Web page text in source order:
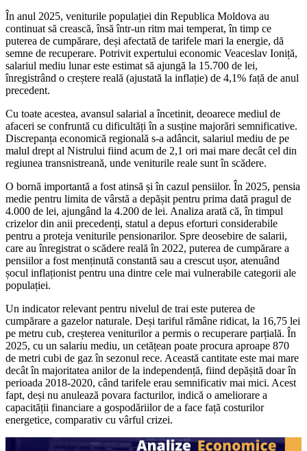
În anul 2025, veniturile populației din Republica Moldova au
continuat să crească, însă într-un ritm mai temperat, în timp ce
puterea de cumpărare, deși afectată de tarifele mari la energie, dă
semne de recuperare. Potrivit expertului economic Veaceslav Ioniță,
salariul mediu lunar este estimat să ajungă la 15.700 de lei,
înregistrând o creștere reală (ajustată la inflație) de 4,1% față de anul
precedent.
Cu toate acestea, avansul salarial a încetinit, deoarece mediul de
afaceri se confruntă cu dificultăți în a susține majorări semnificative.
Discrepanța economică regională s-a adâncit, salariul mediu de pe
malul drept al Nistrului fiind acum de 2,1 ori mai mare decât cel din
regiunea transnistreană, unde veniturile reale sunt în scădere.
O bornă importantă a fost atinsă și în cazul pensiilor. În 2025, pensia
medie pentru limita de vârstă a depășit pentru prima dată pragul de
4.000 de lei, ajungând la 4.200 de lei. Analiza arată că, în timpul
crizelor din anii precedenți, statul a depus eforturi considerabile
pentru a proteja veniturile pensionarilor. Spre deosebire de salarii,
care au înregistrat o scădere reală în 2022, puterea de cumpărare a
pensiilor a fost menținută constantă sau a crescut ușor, atenuând
șocul inflaționist pentru una dintre cele mai vulnerabile categorii ale
populației.
Un indicator relevant pentru nivelul de trai este puterea de
cumpărare a gazelor naturale. Deși tariful rămâne ridicat, la 16,75 lei
pe metru cub, creșterea veniturilor a permis o recuperare parțială. În
2025, cu un salariu mediu, un cetățean poate procura aproape 870
de metri cubi de gaz în sezonul rece. Această cantitate este mai mare
decât în majoritatea anilor de la independență, fiind depășită doar în
perioada 2018-2020, când tarifele erau semnificativ mai mici. Acest
fapt, deși nu anulează povara facturilor, indică o ameliorare a
capacității financiare a gospodăriilor de a face față costurilor
energetice, comparativ cu vârful crizei.